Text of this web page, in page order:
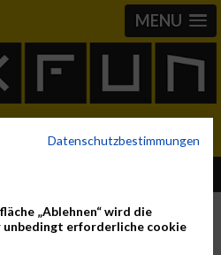
MENU
mehr zur Verfügung.
Datenschutzbestimmungen
„Ablehnen“ wird die
erforderliche cookie